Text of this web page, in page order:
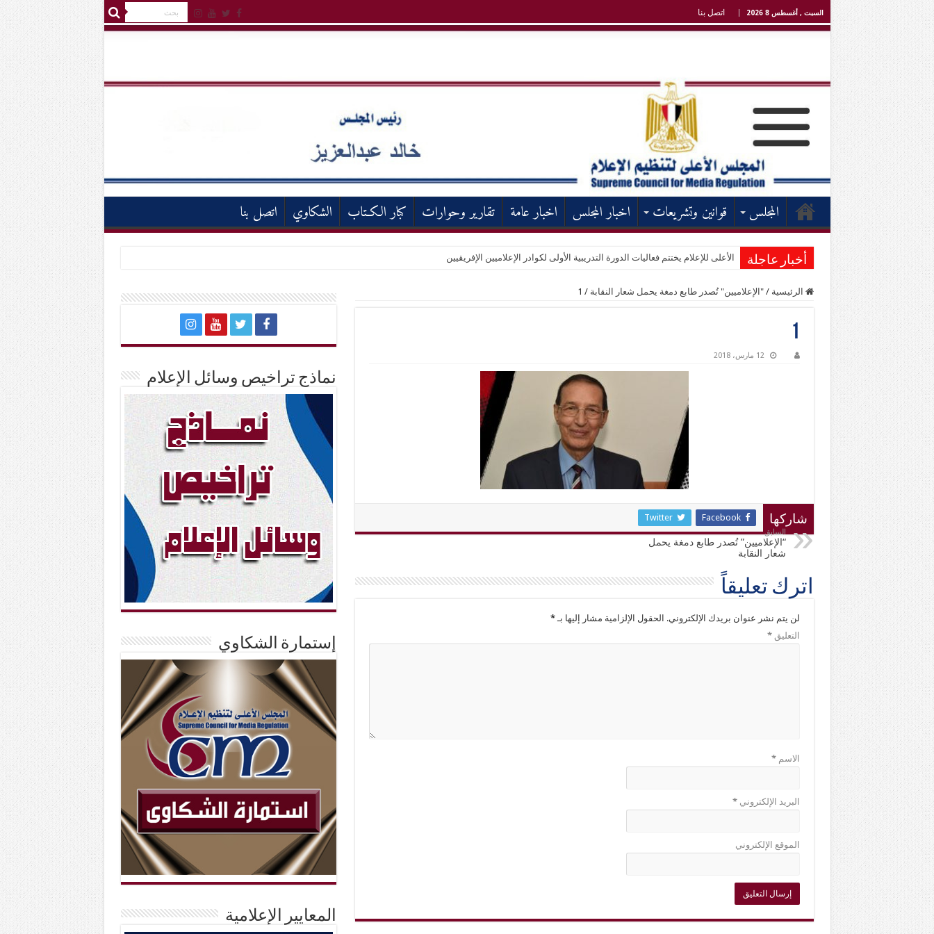
السبت , أغسطس 8 2026 اتصل بنا
المجلس قوانين وتشريعات اخبار المجلس اخبار عامة تقارير وحوارات كبار الكـتاب الشكاوي اتصل بنا
أخبار عاجلة الأعلى للإعلام يختتم فعاليات الدورة التدريبية الأولى لكوادر الإعلاميين الإفريقيين
الرئيسية / "الإعلاميين" تُصدر طابع دمغة يحمل شعار النقابة /
1
1
12 مارس، 2018
شاركها Facebook
Twitter
السابق
“الإعلاميين” تُصدر طابع دمغة يحمل
شعار النقابة
اترك تعليقاً
لن يتم نشر عنوان بريدك الإلكتروني. الحقول الإلزامية مشار إليها بـ*
التعليق*
الاسم*
البريد الإلكتروني*
الموقع الإلكتروني
نماذج تراخيص وسائل الإعلام
إستمارة الشكاوي
المعايير الإعلامية